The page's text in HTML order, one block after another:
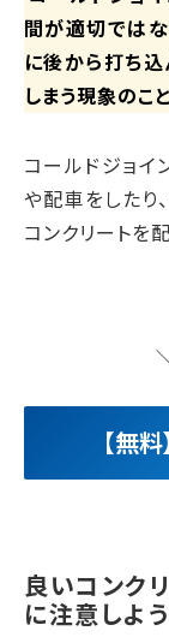
間が適切では
に後から打ち
しまう現象のこと
コールドジョイ
や配車をしたり
コンクリートを
【無
良いコンク
に注意しよう